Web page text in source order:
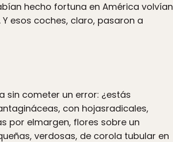
hecho fortuna en América volvían
esos coches, claro, pasaron a
sin cometer un error: ¿estás
con hojasradicales,
por elmargen, flores sobre un
verdosas, de corola tubular en